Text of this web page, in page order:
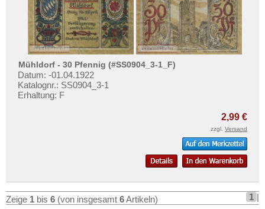
Mühldorf - 30 Pfennig (#SS0904_3-1_F)
Datum: -01.04.1922
Katalognr.: SS0904_3-1
Erhaltung: F
2,99 €
zzgl. Versand
Zeige 1 bis 6 (von insgesamt 6Artikeln) 1 |